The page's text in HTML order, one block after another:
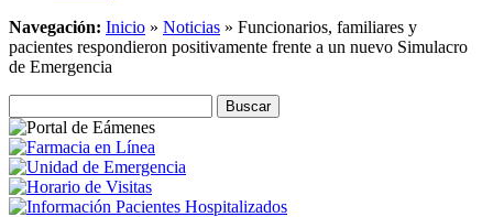
Navegación: Inicio » Noticias » Funcionarios, familiares y
pacientes respondieron positivamente frente a un nuevo Simulacro
de Emergencia